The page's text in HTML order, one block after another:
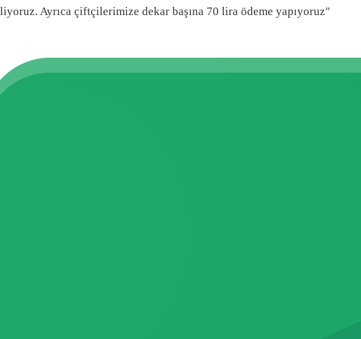
Ayrıca çiftçilerimize dekar başına 70 lira ödeme yapıyoruz"